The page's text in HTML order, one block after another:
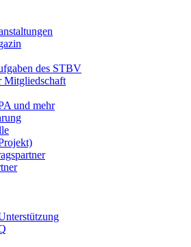
des STBV
Mitgliedschaft
und mehr